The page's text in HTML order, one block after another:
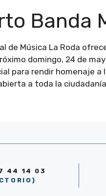
Banda
de Música La Roda
domingo, 24 de
para rendir homenaje
a toda la
44 14 03